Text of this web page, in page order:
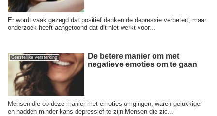
Er wordt vaak gezegd dat positief denken de depressie verbetert, maar
onderzoek heeft aangetoond dat dit niet werkt voor...
Geestelijke versterking
De betere manier om met
negatieve emoties om te gaan
Mensen die op deze manier met emoties omgingen, waren gelukkiger
en hadden minder kans depressief te zijn.Mensen die zic...